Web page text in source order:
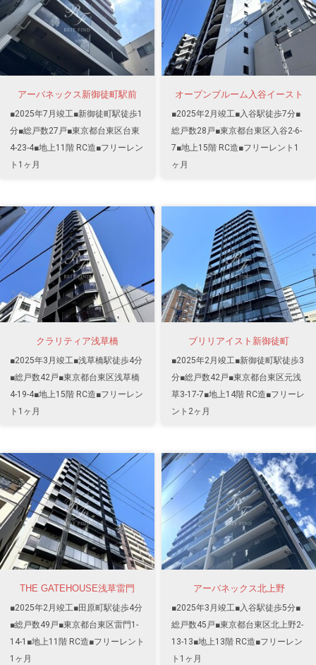
アーバネックス新御徒町駅前
■2025年7月竣工■新御徒町駅徒歩1
分■総戸数27戸■東京都台東区台東
4-23-4■地上11階 RC造■フリーレン
ト1ヶ月
オープンブルーム入谷イースト
■2025年2月竣工■入谷駅徒歩7分■
総戸数28戸■東京都台東区入谷2-6-
7■地上15階 RC造■フリーレント1
ヶ月
クラリティア浅草橋
■2025年3月竣工■浅草橋駅徒歩4分
■総戸数42戸■東京都台東区浅草橋
4-19-4■地上15階 RC造■フリーレン
ト1ヶ月
ブリリアイスト新御徒町
■2025年2月竣工■新御徒町駅徒歩3
分■総戸数42戸■東京都台東区元浅
草3-17-7■地上14階 RC造■フリーレ
ント2ヶ月
THE GATEHOUSE浅草雷門
■2025年2月竣工■田原町駅徒歩4分
■総戸数49戸■東京都台東区雷門1-
14-1■地上11階 RC造■フリーレント
1ヶ月
アーバネックス北上野
■2025年3月竣工■入谷駅徒歩5分■
総戸数45戸■東京都台東区北上野2-
13-13■地上13階 RC造■フリーレン
ト1ヶ月